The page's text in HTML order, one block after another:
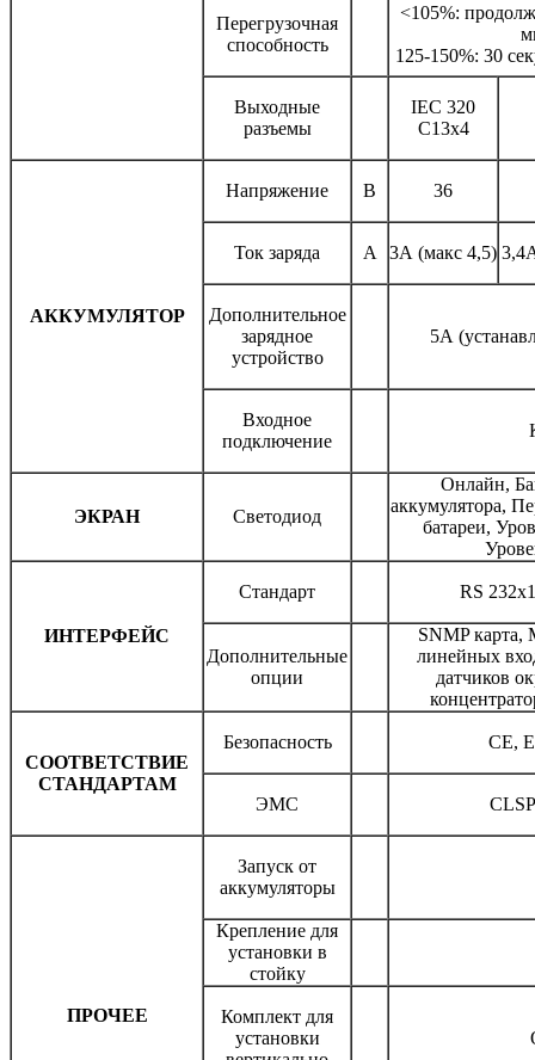
Перегрузочная
способность
<105%:
125-150%: 30
Выходные
разъемы
IEC 320
C13x4
АККУМУЛЯТОР
Напряжение В 36
Ток заряда А 3А (макс 4,5)
Дополнительное
зарядное
устройство
5А
Входное
подключение
ЭКРАН Светодиод
Онлайн,
аккумулятора,
батареи,
ИНТЕРФЕЙС
Стандарт RS
Дополнительные
опции
SNMP карта,
линейных
датчиков
СООТВЕТСТВИЕ
СТАНДАРТАМ
Безопасность CE,
ЭМС
ПРОЧЕЕ
Запуск от
аккумуляторы
Крепление для
установки в
стойку
Комплект для
установки